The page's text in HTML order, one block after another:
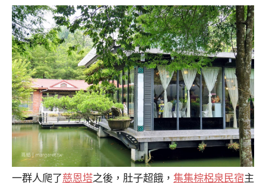
一群人爬了慈恩塔之後，肚子超餓， 集集棕梠泉民宿主